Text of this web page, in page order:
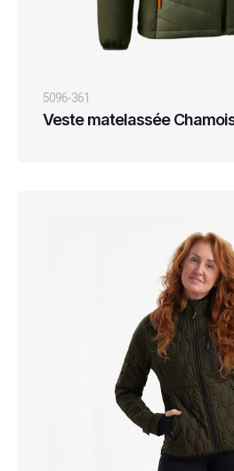
5096-361
Veste matelassée